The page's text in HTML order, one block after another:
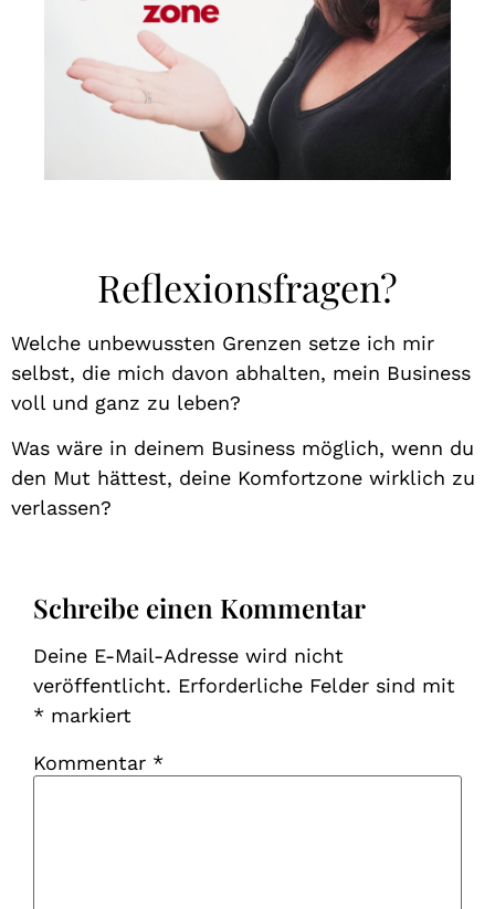
Reflexionsfragen?
Welche unbewussten Grenzen setze ich mir
selbst, die mich davon abhalten, mein Business
voll und ganz zu leben?
Was wäre in deinem Business möglich, wenn du
den Mut hättest, deine Komfortzone wirklich zu
verlassen?
Schreibe einen Kommentar
Deine E-Mail-Adresse wird nicht
veröffentlicht. Erforderliche Felder sind mit
* markiert
Kommentar *